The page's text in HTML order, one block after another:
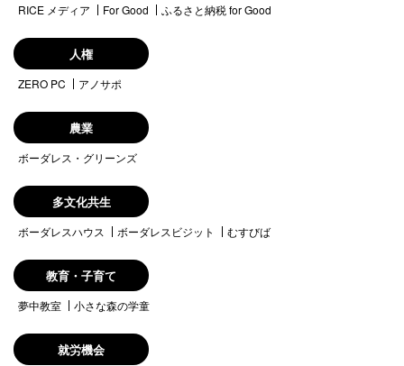
RICE メディア For Good ふるさと納税 for Good
人権
ZERO PC アノサポ
農業
ボーダレス・グリーンズ
多文化共生
ボーダレスハウス ボーダレスビジット むすびば
教育・子育て
夢中教室 小さな森の学童
就労機会